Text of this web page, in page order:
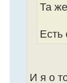
Та
Есть
И я о